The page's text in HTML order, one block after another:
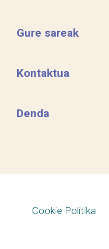
Gure sareak
Kontaktua
Denda
Cookie Politika